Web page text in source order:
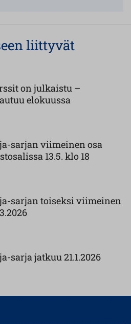
liittyvät
on julkaistu –
elokuussa
sarjan viimeinen osa
13.5. klo 18
sarjan toiseksi viimeinen
sarja jatkuu 21.1.2026